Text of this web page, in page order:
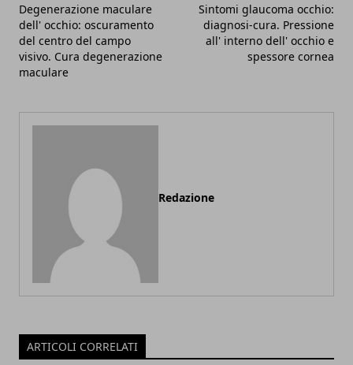
Degenerazione maculare
dell' occhio: oscuramento
del centro del campo
visivo. Cura degenerazione
maculare
Sintomi glaucoma occhio:
diagnosi-cura. Pressione
all' interno dell' occhio e
spessore cornea
Redazione
ARTICOLI CORRELATI